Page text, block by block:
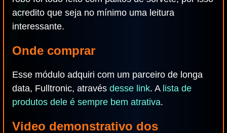
acredito que seja no mínimo uma leitura
interessante.
Onde comprar
Esse módulo adquiri com um parceiro de longa
data, Fulltronic, através desse link. A lista de
produtos dele é sempre bem atrativa.
Video demonstrativo dos